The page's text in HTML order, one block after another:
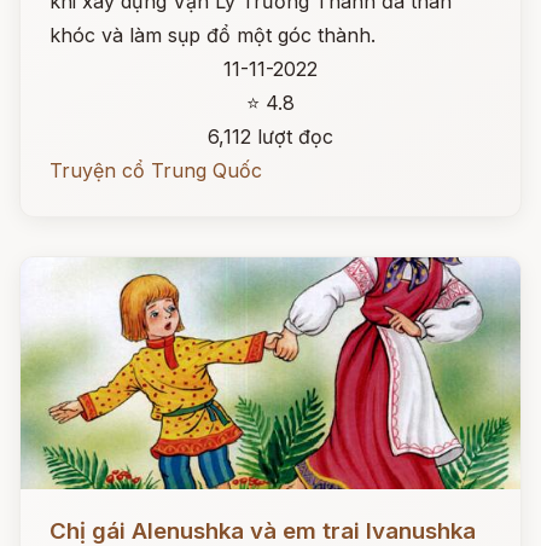
khóc và làm sụp đổ một góc thành.
11-11-2022
⭐ 4.8
6,112 lượt đọc
Truyện cổ Trung Quốc
Chị gái Alenushka và em trai Ivanushka